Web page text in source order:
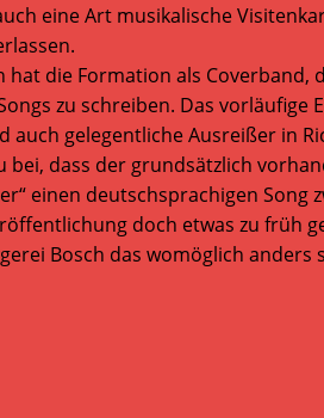
eine Art musikalische
die Formation als Coverband,
zu schreiben. Das
auch gelegentliche Ausreißer in
dass der grundsätzlich
einen deutschsprachigen
doch etwas zu früh
Bosch das womöglich anders